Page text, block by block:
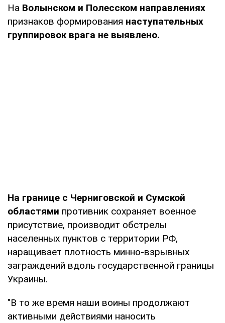
На Волынском и Полесском направлениях
признаков формирования наступательных
группировок врага не выявлено.
На границе с Черниговской и Сумской
областями противник сохраняет военное
присутствие, производит обстрелы
населенных пунктов с территории РФ,
наращивает плотность минно-взрывных
заграждений вдоль государственной границы
Украины.
"В то же время наши воины продолжают
активными действиями наносить